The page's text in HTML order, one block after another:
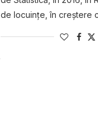
de locuințe, în creștere